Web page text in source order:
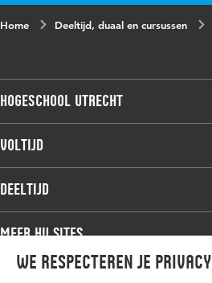
We respecteren je privacy
Home Deeltijd, duaal en cursussen
Hogeschool Utrecht
Voltijdopleidingen
Deeltijdopleidingen
Onderzoek
Werken bij de HU
Voltijd
Associate degree
Bachelor
Master
Studiekeuze voltijd
Deeltijd
Associate degree
Bachelor
Meer HU sites
HU International